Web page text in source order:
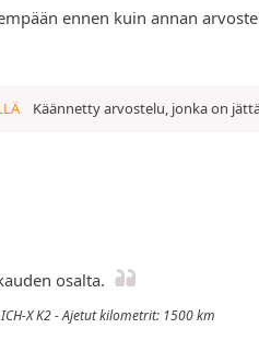
ennen kuin annan
Käännetty arvostelu, jonka on
osalta.
X K2 - Ajetut kilometrit: 1500 km